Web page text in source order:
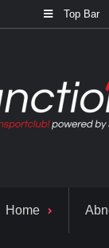
Top Bar
BlogBlog
Home